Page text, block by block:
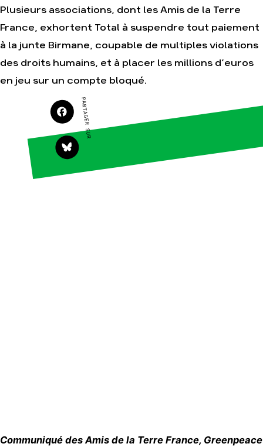
Faire un don
S'engager sur le
Agir au quotidien
Soutenir les
campagnes
Transmettre tout
ou partie de son
thématiques
Agriculture
Forêts
Plusieurs associations, dont les Amis de la Terre
France, exhortent Total à suspendre tout paiement
à la junte Birmane, coupable de multiples violations
des droits humains, et à placer les millions d’euros
en jeu sur un compte bloqué.
PARTAGER SUR
Communiqué des Amis de la Terre France, Greenpeace